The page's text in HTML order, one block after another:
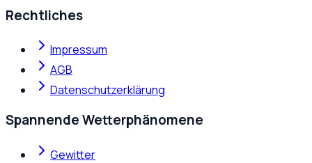
Rechtliches
Impressum
AGB
Datenschutzerklärung
Spannende Wetterphänomene
Gewitter